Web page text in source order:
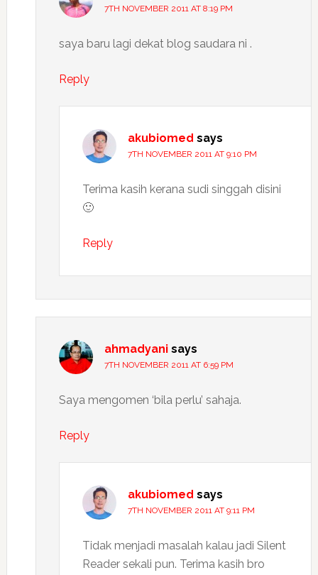
7TH NOVEMBER 2011 AT 8:19 PM
saya baru lagi dekat blog saudara ni .
Reply
akubiomed says
7TH NOVEMBER 2011 AT 9:10 PM
Terima kasih kerana sudi singgah disini
🙂
Reply
ahmadyani says
7TH NOVEMBER 2011 AT 6:59 PM
Saya mengomen ‘bila perlu’ sahaja.
Reply
akubiomed says
7TH NOVEMBER 2011 AT 9:11 PM
Tidak menjadi masalah kalau jadi Silent
Reader sekali pun. Terima kasih bro